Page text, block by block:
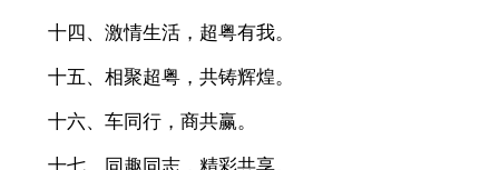
十四、激情生活，超粤有我。
十五、相聚超粤，共铸辉煌。
十六、车同行，商共赢。